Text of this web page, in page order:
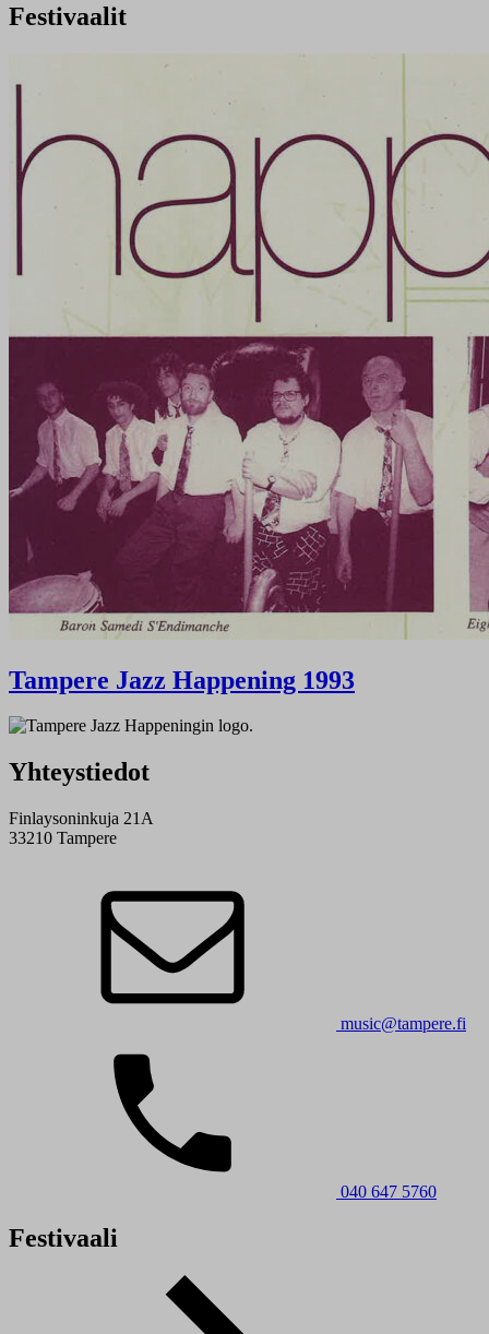
Festivaalit
Tampere Jazz Happening 1993
Yhteystiedot
Finlaysoninkuja 21A
33210 Tampere
music@tampere.fi
040 647 5760
Festivaali